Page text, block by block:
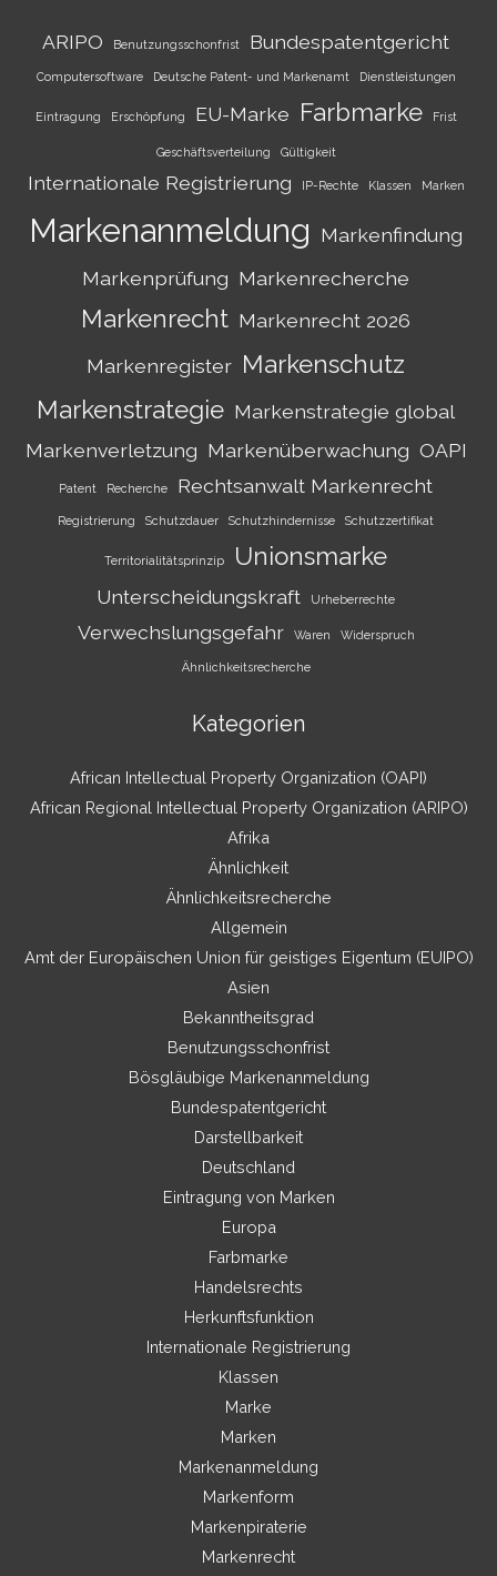
ARIPO Benutzungsschonfrist Bundespatentgericht
Computersoftware Deutsche Patent- und Markenamt Dienstleistungen
Eintragung Erschöpfung EU-Marke Farbmarke Frist
Geschäftsverteilung Gültigkeit
Internationale Registrierung IP-Rechte Klassen Marken
Markenanmeldung Markenfindung
Markenprüfung Markenrecherche
Markenrecht Markenrecht 2026
Markenregister Markenschutz
Markenstrategie Markenstrategie global
Markenverletzung Markenüberwachung OAPI
Patent Recherche Rechtsanwalt Markenrecht
Registrierung Schutzdauer Schutzhindernisse Schutzzertifikat
Territorialitätsprinzip Unionsmarke
Unterscheidungskraft Urheberrechte
Verwechslungsgefahr Waren Widerspruch
Ähnlichkeitsrecherche
Kategorien
African Intellectual Property Organization (OAPI)
African Regional Intellectual Property Organization (ARIPO)
Afrika
Ähnlichkeit
Ähnlichkeitsrecherche
Allgemein
Amt der Europäischen Union für geistiges Eigentum (EUIPO)
Asien
Bekanntheitsgrad
Benutzungsschonfrist
Bösgläubige Markenanmeldung
Bundespatentgericht
Darstellbarkeit
Deutschland
Eintragung von Marken
Europa
Farbmarke
Handelsrechts
Herkunftsfunktion
Internationale Registrierung
Klassen
Marke
Marken
Markenanmeldung
Markenform
Markenpiraterie
Markenrecht